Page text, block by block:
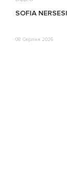
SOFIA
08 Серпня 2026